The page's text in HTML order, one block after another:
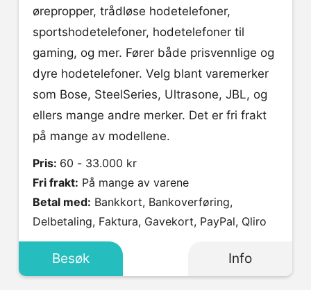
ørepropper, trådløse hodetelefoner,
sportshodetelefoner, hodetelefoner til
gaming, og mer. Fører både prisvennlige og
dyre hodetelefoner. Velg blant varemerker
som Bose, SteelSeries, Ultrasone, JBL, og
ellers mange andre merker. Det er fri frakt
på mange av modellene.
Pris: 60 - 33.000 kr
Fri frakt: På mange av varene
Betal med:
Delbetaling, Faktura, Gavekort, PayPal, Qliro
Besøk Info